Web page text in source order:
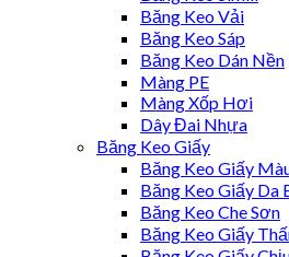
Băng Keo Vải
Băng Keo Sáp
Băng Keo Dán Nền
Màng PE
Màng Xốp Hơi
Dây Đai Nhựa
Băng Keo Giấy
Băng Keo Giấy
Băng Keo Giấy Da
Băng Keo Che Sơn
Băng Keo Giấy